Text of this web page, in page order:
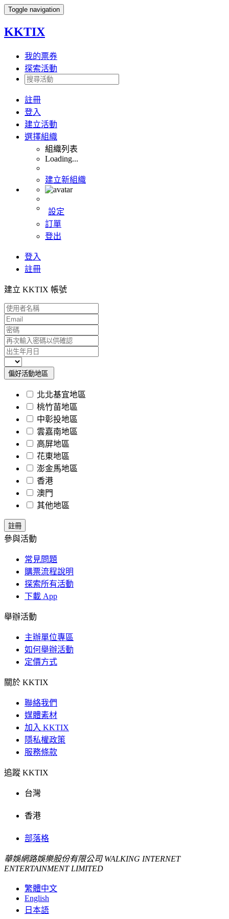
Toggle navigation
KKTIX
我的票券
探索活動
註冊
登入
建立活動
選擇組織
組織列表
Loading...
建立新組織
設定
訂單
登出
登入
註冊
建立 KKTIX 帳號
偏好活動地區
北北基宜地區
桃竹苗地區
中彰投地區
雲嘉南地區
高屏地區
花東地區
澎金馬地區
香港
澳門
其他地區
參與活動
常見問題
購票流程說明
探索所有活動
下載 App
舉辦活動
主辦單位專區
如何舉辦活動
定價方式
關於 KKTIX
聯絡我們
媒體素材
加入 KKTIX
隱私權政策
服務條款
追蹤 KKTIX
台灣
香港
部落格
華娛網路娛樂股份有限公司 WALKING INTERNET
ENTERTAINMENT LIMITED
繁體中文
English
日本語